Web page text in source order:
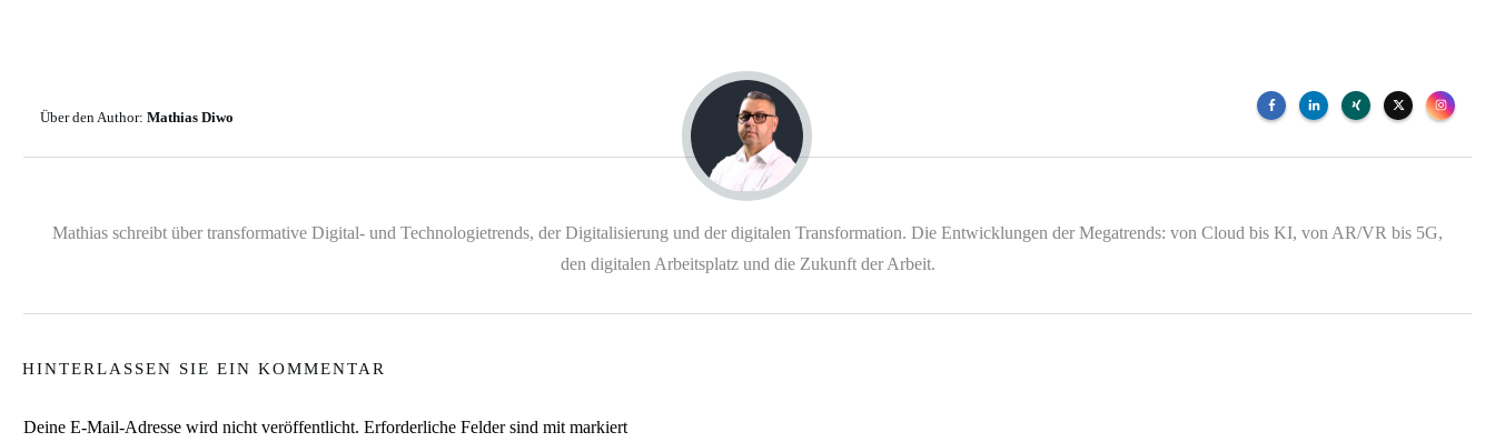
Über den Author: Mathias Diwo
Mathias schreibt über transformative Digital- und Technologietrends, der Digitalisierung und der digitalen Transformation. Die Entwicklungen der Megatrends: von Cloud bis KI, von AR/VR bis 5G,
den digitalen Arbeitsplatz und die Zukunft der Arbeit.
HINTERLASSEN SIE EIN KOMMENTAR
Deine E-Mail-Adresse wird nicht veröffentlicht. Erforderliche Felder sind mit markiert